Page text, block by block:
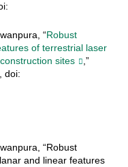
“Robust
of terrestrial laser
sites
,”
doi:
“Robust
and linear features